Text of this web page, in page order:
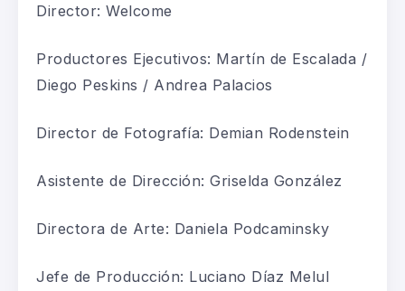
Director: Welcome
Productores Ejecutivos: Martín de Escalada /
Diego Peskins / Andrea Palacios
Director de Fotografía: Demian Rodenstein
Asistente de Dirección: Griselda González
Directora de Arte: Daniela Podcaminsky
Jefe de Producción: Luciano Díaz Melul